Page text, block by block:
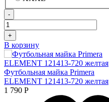
-
+
В корзину
Футбольная майка Primera
ELEMENT 121413-720 желтая
1 790 Р